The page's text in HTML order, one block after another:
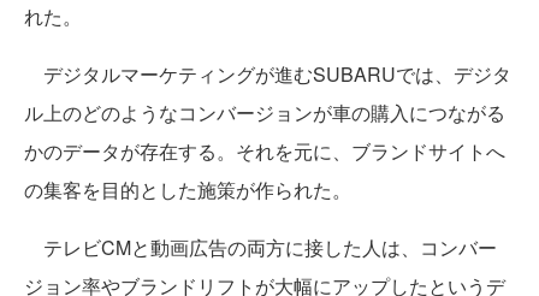
れた。
デジタルマーケティングが進むSUBARUでは、デジタ
ル上のどのようなコンバージョンが車の購入につながる
かのデータが存在する。それを元に、ブランドサイトへ
の集客を目的とした施策が作られた。
テレビCMと動画広告の両方に接した人は、コンバー
ジョン率やブランドリフトが大幅にアップしたというデ